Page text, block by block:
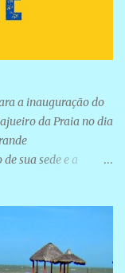
a inauguração do
da Praia no dia
sua sede e a